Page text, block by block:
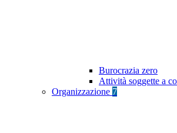
Burocrazia zero
Attività soggette a
Organizzazione 7